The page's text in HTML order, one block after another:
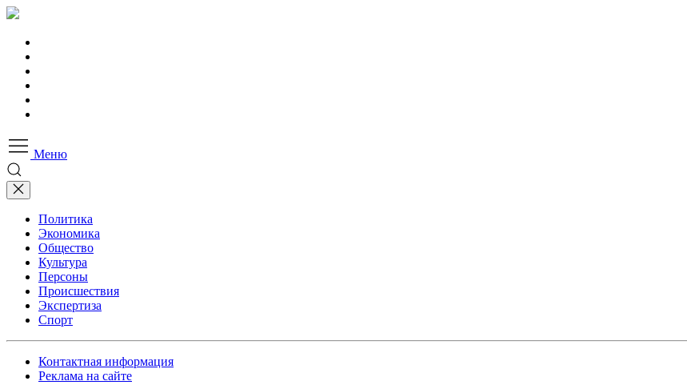
Меню
Политика
Экономика
Общество
Культура
Персоны
Происшествия
Экспертиза
Спорт
Контактная информация
Реклама на сайте